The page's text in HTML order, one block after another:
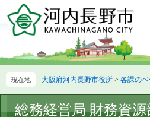
ー
先
す。
ニ
を
し
大阪府河内長野市役所 > 各課のペ
文
総務経営局 財務資源